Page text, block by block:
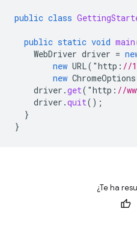
public class
public static void main
WebDriver driver =
new URL( "http : //
new ChromeOptions
driver .get( "http : //
driver .quit();
}
}
¿Te ha